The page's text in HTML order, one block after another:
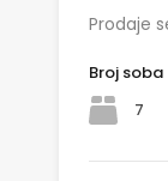
Prodaje
Broj soba
7